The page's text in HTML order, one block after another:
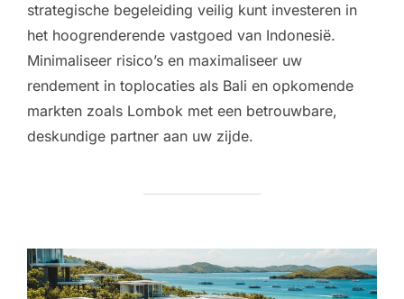
strategische begeleiding veilig kunt investeren in
het hoogrenderende vastgoed van Indonesië.
Minimaliseer risico’s en maximaliseer uw
rendement in toplocaties als Bali en opkomende
markten zoals Lombok met een betrouwbare,
deskundige partner aan uw zijde.